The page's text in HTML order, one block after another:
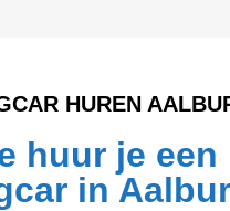
HUREN
huur je een
in